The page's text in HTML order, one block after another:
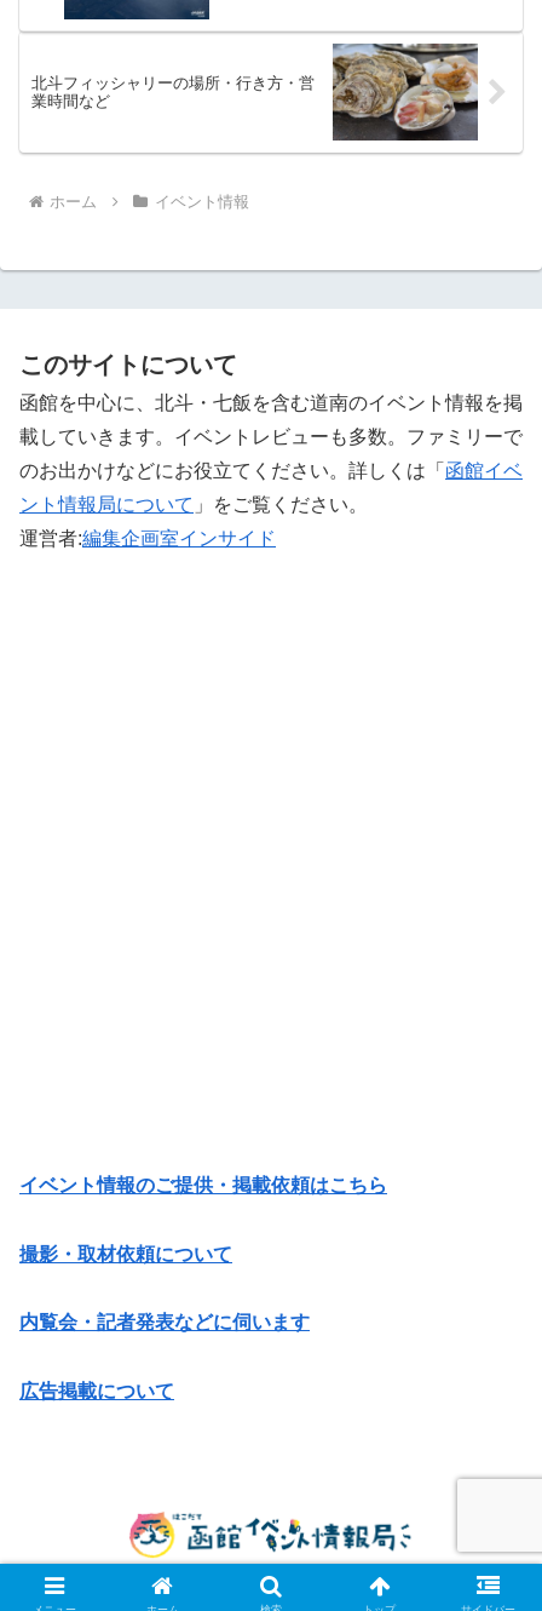
北斗フィッシャリーの場所・行き方・営
業時間など
ホーム イベント情報
このサイトについて
函館を中心に、北斗・七飯を含む道南のイベント情報を掲
載していきます。イベントレビューも多数。ファミリーで
のお出かけなどにお役立てください。詳しくは「 函館イベ
ント情報局について 」をご覧ください。 ‎
運営者:編集企画室インサイド
イベント情報のご提供・掲載依頼はこちら
撮影・取材依頼について
内覧会・記者発表などに伺います
広告掲載について
© 2014 函館イベント情報局.